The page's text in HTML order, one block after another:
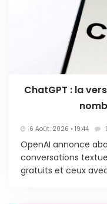
ChatGPT : la
6 Août. 2026 • 19:44
OpenAI annonce
conversations
gratuits et ceux